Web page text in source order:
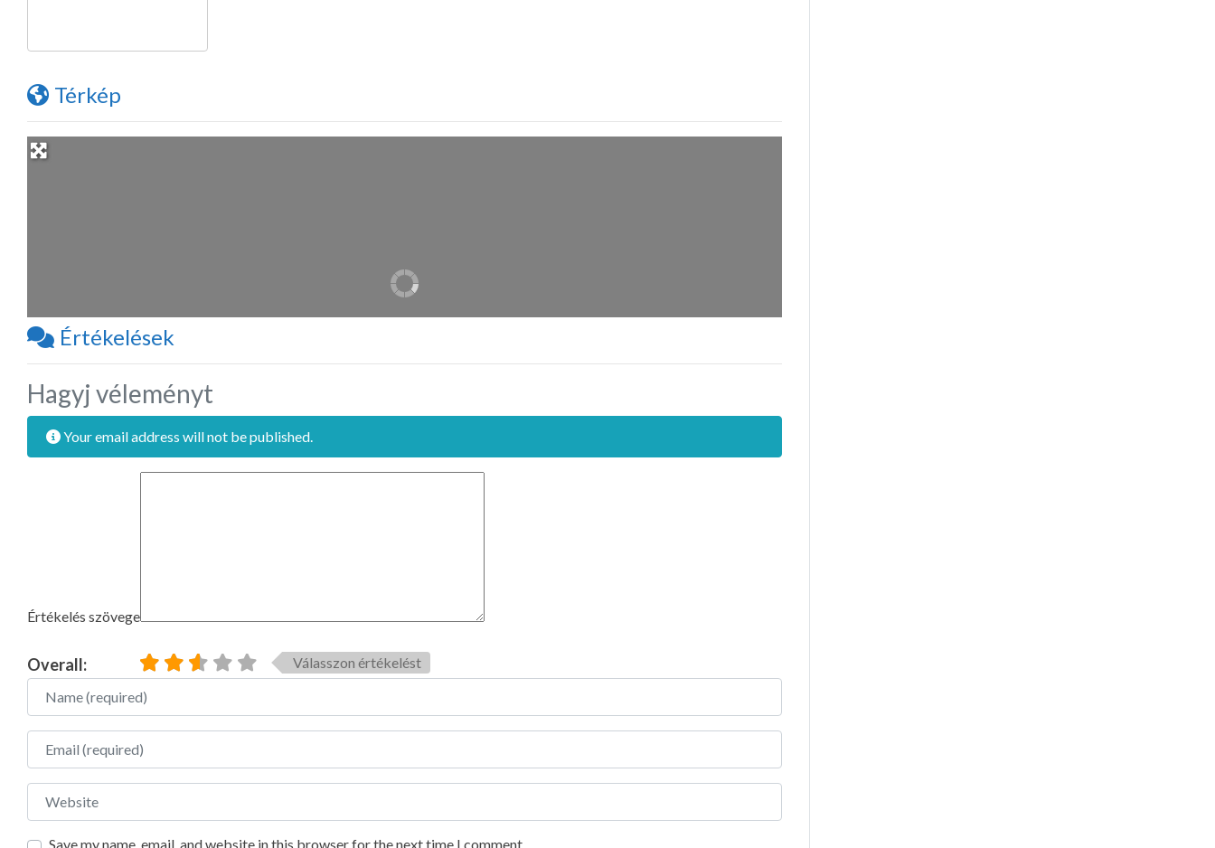
Térkép
Értékelések
Hagyj véleményt
Your email address will not be published.
Értékelés szövege
Overall:
Válasszon értékelést
Name
Email
Website
Save my name, email, and website in this browser for the next time I comment.